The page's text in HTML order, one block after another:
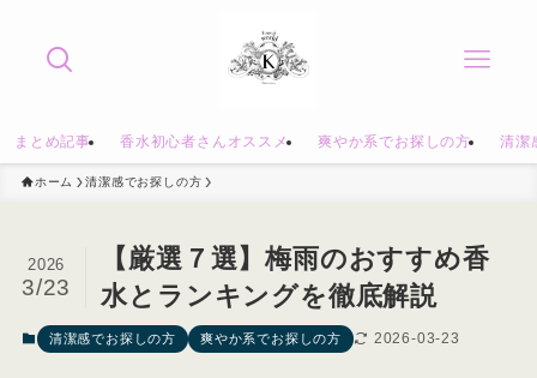
まとめ記事 香水初心者さんオススメ 爽やか系でお探しの方 清潔
ホーム 清潔感でお探しの方
【厳選７選】梅雨のおすすめ香
水とランキングを徹底解説
2026
3/23
清潔感でお探しの方 爽やか系でお探しの方 2026-03-23